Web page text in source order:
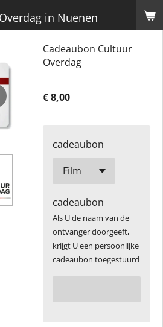
in Nuenen
Cadeaubon Cultuur
Overdag
€ 8,00
cadeaubon
cadeaubon
Als U de naam van de
ontvanger doorgeeft,
krijgt U een persoonlijke
cadeaubon toegestuurd